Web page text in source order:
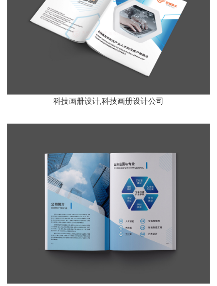
科技画册设计,科技画册设计公司